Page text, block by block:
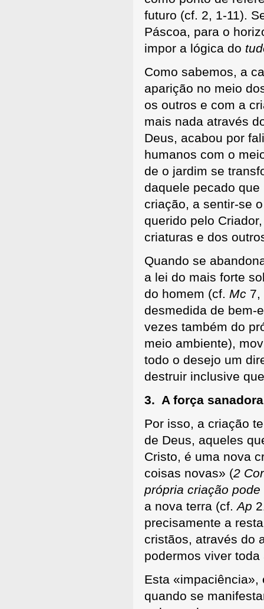
futuro (cf. 2, 1-11).
Páscoa, para o
impor a lógica do
Como sabemos, a
aparição no meio
os outros e com a
mais nada através
Deus, acabou por
humanos com o
de o jardim se
daquele pecado
criação, a sentir-se
querido pelo
criaturas e dos
Quando se
a lei do mais forte
do homem (cf. Mc7,
desmedida de bem-
vezes também do
meio ambiente),
todo o desejo um
destruir inclusive
3. A força
Por isso, a criação
de Deus, aqueles
Cristo, é uma nova
coisas novas» (2 Cor
própria criação pode
a nova terra (cf.Ap
precisamente a
cristãos, através do
podermos viver
Esta
quando se